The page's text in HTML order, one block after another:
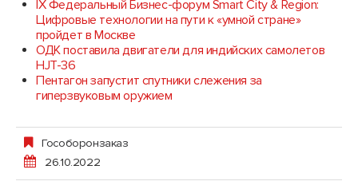
IX Федеральный Бизнес-форум Smart City & Region:
Цифровые технологии на пути к «умной стране»
пройдет в Москве
ОДК поставила двигатели для индийских самолетов
HJT-36
Пентагон запустит спутники слежения за
гиперзвуковым оружием
Гособоронзаказ
26.10.2022